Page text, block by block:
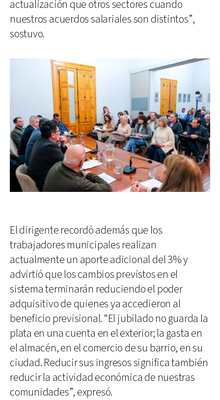
actualización que otros sectores cuando
nuestros acuerdos salariales son distintos”,
sostuvo.
El dirigente recordó además que los
trabajadores municipales realizan
actualmente un aporte adicional del 3% y
advirtió que los cambios previstos en el
sistema terminarán reduciendo el poder
adquisitivo de quienes ya accedieron al
beneficio previsional. “El jubilado no guarda la
plata en una cuenta en el exterior; la gasta en
el almacén, en el comercio de su barrio, en su
ciudad. Reducir sus ingresos significa también
reducir la actividad económica de nuestras
comunidades”, expresó.